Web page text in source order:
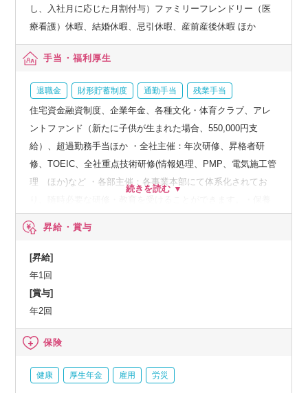
し、入社月に応じた月割付与）ファミリーフレンドリー（医
療看護）休暇、結婚休暇、忌引休暇、産前産後休暇 ほか
手当・福利厚生
退職金 財形貯蓄制度 通勤手当 残業手当
住宅資金融資制度、企業年金、各種文化・体育クラブ、アレ
ントファンド（新たに子供が生まれた場合、550,000円支
給）、超過勤務手当ほか ・全社主催：年次研修、昇格者研
修、TOEIC、全社重点技術研修(情報処理、PMP、電気施工管
理 ほか)など ・各部主催：各事業本部にて体系化されてお
昇給・賞与
[昇給]
年1回
[賞与]
年2回
保険
健康 厚生年金 雇用 労災